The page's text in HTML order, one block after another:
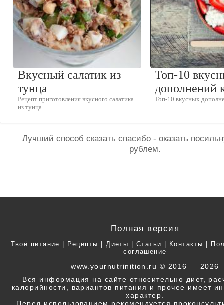
Вкусный салатик из
тунца
Рецепт приготовления вкусного салатика
из тунца
Топ-10
дополнений
Топ-10 вкусных
Лучший способ сказать спасибо - оказать
рублем.
Полная версия
Твоё питание Рецепты |Диеты Статьи Контакты
соглашение
www.yournutrinition.ru © 2016 — 2026
Вся информация на сайте относительно диет,
калорийности, вариантов питания и прочее имеет
характер.